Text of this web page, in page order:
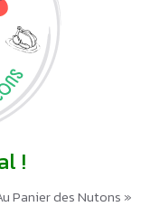
!
Panier des Nutons »